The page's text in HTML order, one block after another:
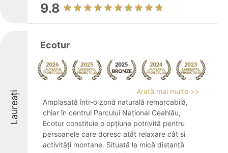
9.8
Laureați
Ecotur
Arată mai multe >>
Amplasată într-o zonă naturală remarcabilă,
chiar în centrul Parcului Național Ceahlău,
Ecotur constituie o opțiune potrivită pentru
persoanele care doresc atât relaxare cât și
activități montane. Situată la mică distanță